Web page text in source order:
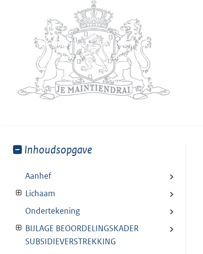
Toon
van:
Inhoudsopgave
Aanhef
Lichaam
Ondertekening
BIJLAGE BEOORDELINGSKADER
SUBSIDIEVERSTREKKING